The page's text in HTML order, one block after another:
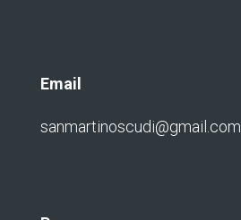
Email
sanmartinoscudi@gmail.com